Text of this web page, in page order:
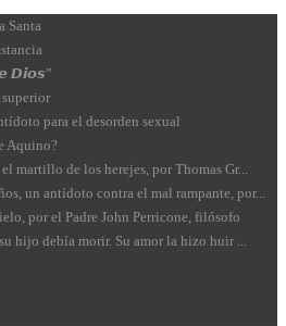
Santa
𝘿𝙞𝙤𝙨”
para el desorden sexual
Aquino?
martillo de los herejes, por Thomas Gr...
un antídoto contra el mal rampante, por...
por el Padre John Perricone, filósofo
hijo debía morir. Su amor la hizo huir ...